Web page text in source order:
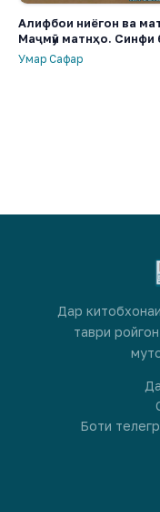
Алифбои ниёгон ва
Маҷмӯи матнҳо. Синфи
Умар Сафар
Дар
таври
Боти